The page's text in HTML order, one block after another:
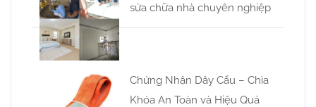
sửa chữa nhà chuyên nghiệp
Chứng Nhận Dây Cẩu – Chìa
Khóa An Toàn và Hiệu Quả